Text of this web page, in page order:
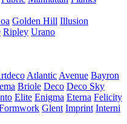
Golden Hill Illusion
Ripley Urano
Atlantic Avenue Bayron
Briole Deco Deco Sky
Elite Enigma Eterna Felicity
Glent Imprint Interni